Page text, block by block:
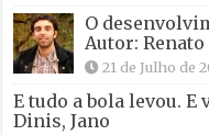
O
Autor: Renato
21 de Julho de
E tudo a bola levou. E
Dinis, Jano